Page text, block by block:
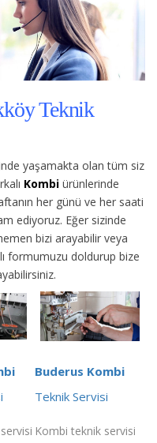
Teknik
yaşamakta olan tüm siz
Kombi ürünlerinde
her günü ve her saati
ediyoruz. Eğer sizinde
bizi arayabilir veya
formumuzu doldurup bize
Buderus Kombi
Teknik Servisi
Kombi teknik servisi